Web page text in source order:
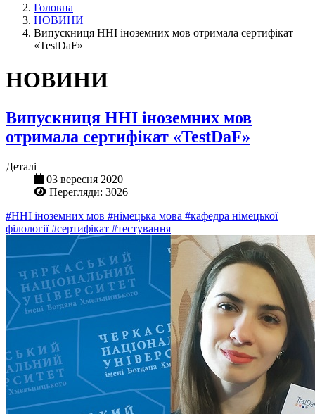
Головна
НОВИНИ
Випускниця ННІ іноземних мов отримала сертифікат
«TestDaF»
НОВИНИ
Випускниця ННІ іноземних мов
отримала сертифікат «TestDaF»
Деталі
03 вересня 2020
Перегляди: 3026
#ННІ іноземних мов #німецька мова #кафедра німецької
філології#сертифікат #тестування